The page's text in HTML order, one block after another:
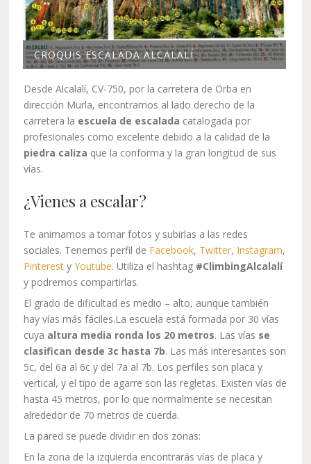
CROQUIS ESCALADA ALCALALÍ
Desde Alcalalí, CV-750, por la carretera de Orba en
dirección Murla, encontramos al lado derecho de la
carretera la escuela de escalada catalogada por
profesionales como excelente debido a la calidad de la
piedra caliza que la conforma y la gran longitud de sus
vías.
¿Vienes a escalar?
Te animamos a tomar fotos y subirlas a las redes
sociales. Tenemos perfil de Facebook, Twitter, Instagram,
PinterestyYoutube. Utiliza el hashtag #ClimbingAlcalalí
y podremos compartirlas.
El grado de dificultad es medio – alto, aunque también
hay vías más fáciles.La escuela está formada por 30 vías
cuya altura media ronda los 20 metros. Las vías se
clasifican desde 3c hasta 7b. Las más interesantes son
5c, del 6a al 6c y del 7a al 7b. Los perfiles son placa y
vertical, y el tipo de agarre son las regletas. Existen vías de
hasta 45 metros, por lo que normalmente se necesitan
alrededor de 70 metros de cuerda.
La pared se puede dividir en dos zonas:
En la zona de la izquierda encontrarás vías de placa y